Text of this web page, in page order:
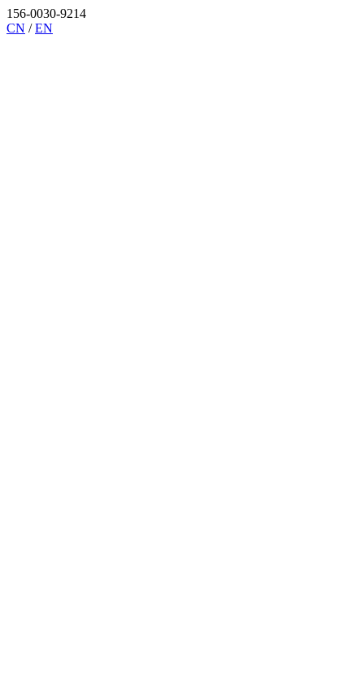
156-0030-9214
CN /EN